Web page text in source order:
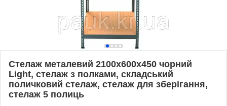
Стелаж металевий 2100х600x450 чорний
Light, стелаж з полками, складський
поличковий стелаж, стелаж для зберігання,
стелаж 5 полиць